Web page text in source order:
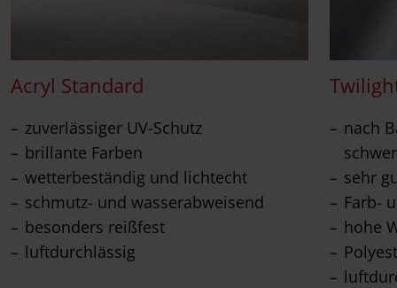
Acryl Standard
zuverlässiger UV-Schutz
brillante Farben
wetterbeständig und lichtecht
schmutz- und wasserabweisend
besonders reißfest
luftdurchlässig
nach
sehr
Farb-
hohe